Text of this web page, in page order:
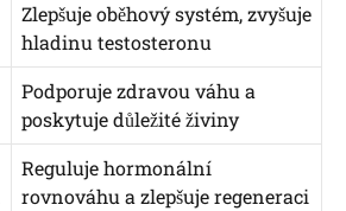
Zlepšuje oběhový systém, zvyšuje
hladinu testosteronu
Podporuje zdravou váhu a
poskytuje důležité živiny
Reguluje hormonální
rovnováhu a zlepšuje regeneraci